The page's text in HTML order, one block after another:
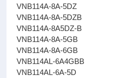
VNB114A-8A-5DZ
VNB114A-8A-5DZB
VNB114A-8A5DZ-B
VNB114A-8A-5GB
VNB114A-8A-6GB
VNB114AL-6A4GBB
VNB114AL-6A-5D